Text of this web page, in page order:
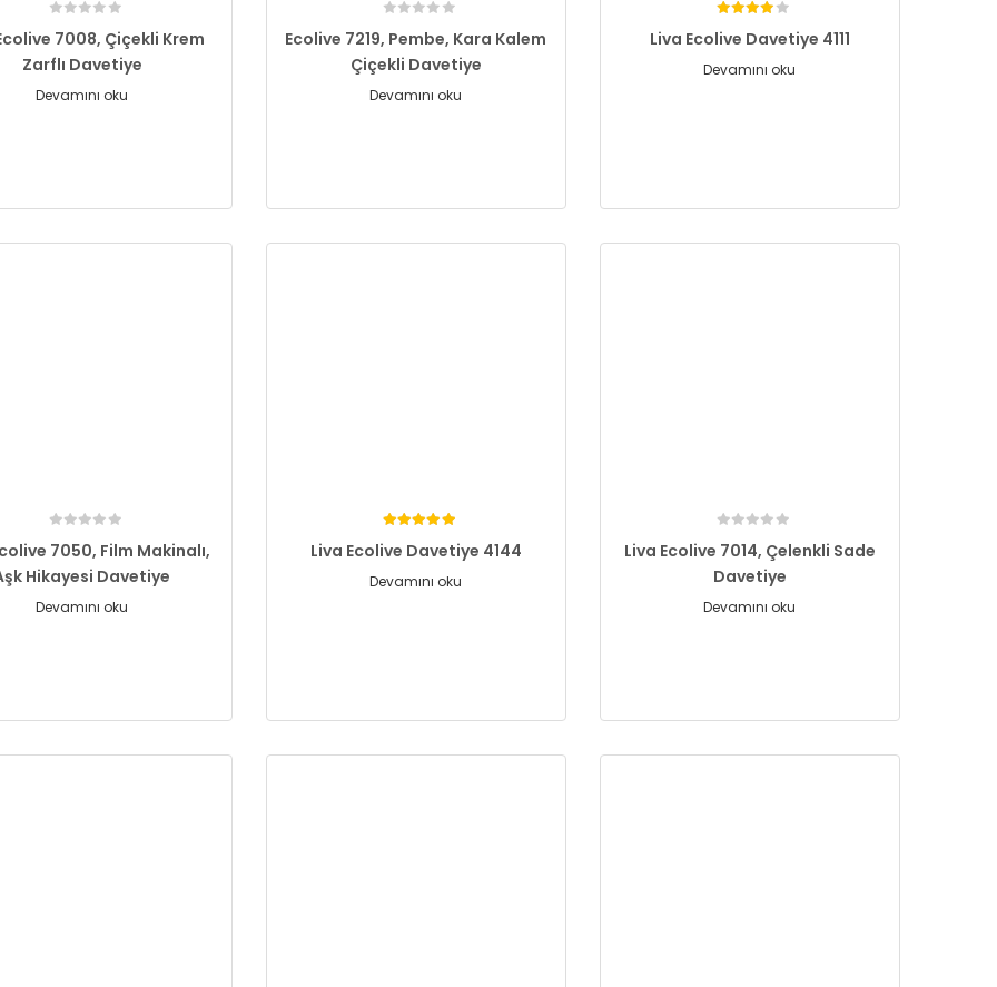
7008, Çiçekli Krem
Zarflı Davetiye
Devamını oku
Ecolive 7219, Pembe, Kara Kalem
Çiçekli Davetiye
Devamını oku
Liva Ecolive Davetiye 4111
Devamını oku
7050, Film Makinalı,
Hikayesi Davetiye
Devamını oku
Liva Ecolive Davetiye 4144
Devamını oku
Liva Ecolive 7014, Çelenkli Sade
Davetiye
Devamını oku